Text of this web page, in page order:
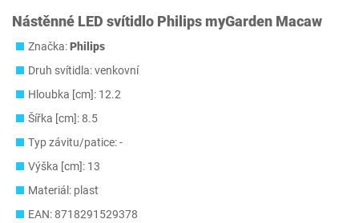
Nástěnné LED svítidlo Philips myGarden Macaw
Značka:Philips
Druh svítidla: venkovní
Hloubka [cm]: 12.2
Šířka [cm]: 8.5
Typ závitu/patice: -
Výška [cm]: 13
Materiál: plast
EAN: 8718291529378